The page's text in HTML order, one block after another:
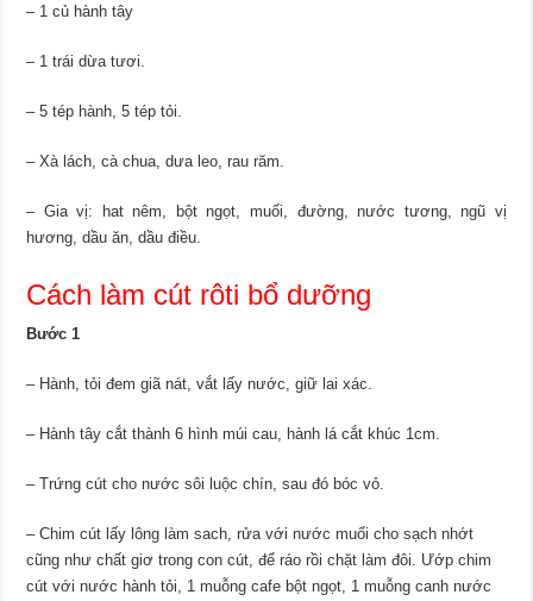
– 1 củ hành tây
– 1 trái dừa tươi.
– 5 tép hành, 5 tép tỏi.
– Xà lách, cà chua, dưa leo, rau răm.
– Gia vị: hat nêm, bột ngọt, muối, đường, nước tương, ngũ vị
hương, dầu ăn, dầu điều.
Cách làm cút rôti bổ dưỡng
Bước 1
– Hành, tỏi đem giã nát, vắt lấy nước, giữ lai xác.
– Hành tây cắt thành 6 hình múi cau, hành lá cắt khúc 1cm.
– Trứng cút cho nước sôi luộc chín, sau đó bóc vỏ.
– Chim cút lấy lông làm sach, rửa với nước muối cho sạch nhớt
cũng như chất giơ trong con cút, để ráo rồi chặt làm đôi. Ướp chim
cút với nước hành tỏi, 1 muỗng cafe bột ngọt, 1 muỗng canh nước